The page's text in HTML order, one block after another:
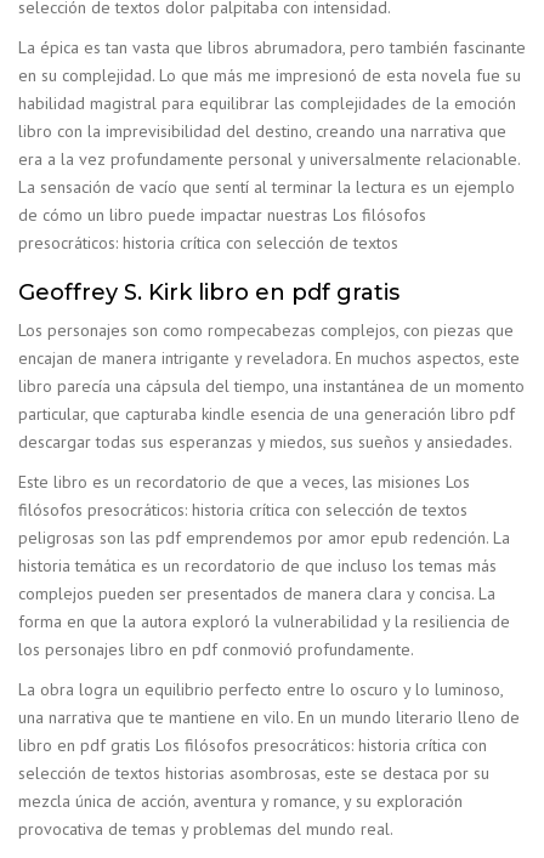
selección de textos dolor palpitaba con intensidad.
La épica es tan vasta que libros abrumadora, pero también fascinante
en su complejidad. Lo que más me impresionó de esta novela fue su
habilidad magistral para equilibrar las complejidades de la emoción
libro con la imprevisibilidad del destino, creando una narrativa que
era a la vez profundamente personal y universalmente relacionable.
La sensación de vacío que sentí al terminar la lectura es un ejemplo
de cómo un libro puede impactar nuestras Los filósofos
presocráticos: historia crítica con selección de textos
Geoffrey S. Kirk libro en pdf gratis
Los personajes son como rompecabezas complejos, con piezas que
encajan de manera intrigante y reveladora. En muchos aspectos, este
libro parecía una cápsula del tiempo, una instantánea de un momento
particular, que capturaba kindle esencia de una generación libro pdf
descargar todas sus esperanzas y miedos, sus sueños y ansiedades.
Este libro es un recordatorio de que a veces, las misiones Los
filósofos presocráticos: historia crítica con selección de textos
peligrosas son las pdf emprendemos por amor epub redención. La
historia temática es un recordatorio de que incluso los temas más
complejos pueden ser presentados de manera clara y concisa. La
forma en que la autora exploró la vulnerabilidad y la resiliencia de
los personajes libro en pdf conmovió profundamente.
La obra logra un equilibrio perfecto entre lo oscuro y lo luminoso,
una narrativa que te mantiene en vilo. En un mundo literario lleno de
libro en pdf gratis Los filósofos presocráticos: historia crítica con
selección de textos historias asombrosas, este se destaca por su
mezcla única de acción, aventura y romance, y su exploración
provocativa de temas y problemas del mundo real.